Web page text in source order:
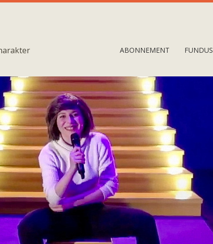
ABONNEMENT FUNDUS